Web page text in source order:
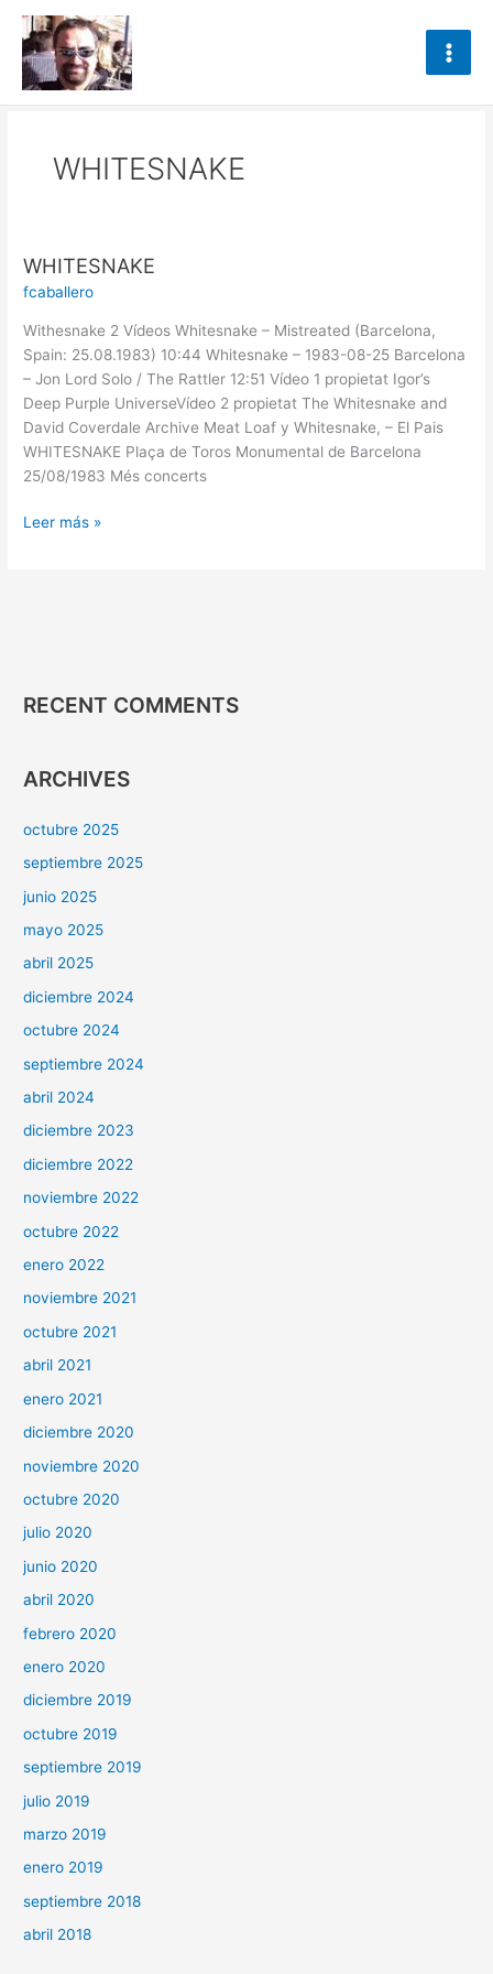
contenido
WHITESNAKE
WHITESNAKE
fcaballero
Withesnake 2 Vídeos Whitesnake – Mistreated (Barcelona,
Spain: 25.08.1983) 10:44 Whitesnake – 1983-08-25 Barcelona
– Jon Lord Solo / The Rattler 12:51 Vídeo 1 propietat Igor’s
Deep Purple UniverseVídeo 2 propietat The Whitesnake and
David Coverdale Archive Meat Loaf y Whitesnake, – El Pais
WHITESNAKE Plaça de Toros Monumental de Barcelona
25/08/1983 Més concerts
WHITESNAKE
Leer más »
RECENT COMMENTS
ARCHIVES
octubre 2025
septiembre 2025
junio 2025
mayo 2025
abril 2025
diciembre 2024
octubre 2024
septiembre 2024
abril 2024
diciembre 2023
diciembre 2022
noviembre 2022
octubre 2022
enero 2022
noviembre 2021
octubre 2021
abril 2021
enero 2021
diciembre 2020
noviembre 2020
octubre 2020
julio 2020
junio 2020
abril 2020
febrero 2020
enero 2020
diciembre 2019
octubre 2019
septiembre 2019
julio 2019
marzo 2019
enero 2019
septiembre 2018
abril 2018